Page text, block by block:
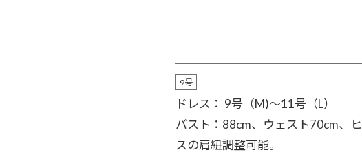
9号
ドレス： 9号（M)～11号（L）
バスト：88cm、ウェスト70cm、
スの肩紐調整可能。